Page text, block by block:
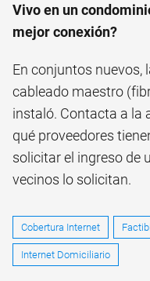
Vivo en un
mejor conexión?
En conjuntos nuevos,
cableado maestro
instaló. Contacta a la
qué proveedores
solicitar el ingreso de
vecinos lo solicitan.
Cobertura Internet
Internet Domiciliario